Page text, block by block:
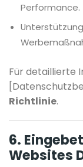
Performance.
Für detaillierte
Richtlinie.
6.
Websites